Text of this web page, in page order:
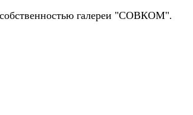
собственностью галереи "СОВКОМ".